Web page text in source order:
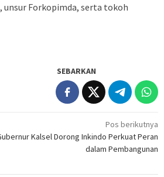
unsur Forkopimda, serta tokoh
SEBARKAN
Pos berikutnya
Kalsel Dorong Inkindo Perkuat Peran
dalam Pembangunan